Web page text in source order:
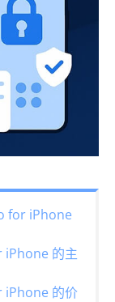
for iPhone
iPhone 的主
iPhone 的价